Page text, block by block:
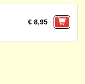
€ 8,95